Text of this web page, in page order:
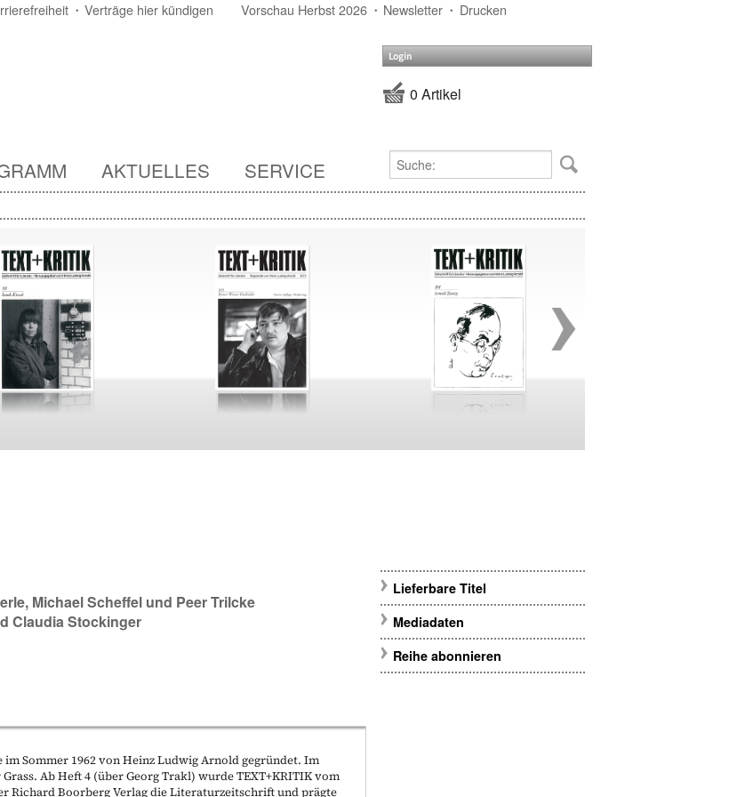
Verträge hier kündigen Vorschau Herbst 2026 Newsletter Drucken
Login
0 Artikel
AKTUELLES SERVICE
, Michael Scheffel und Peer Trilcke
Claudia Stockinger
Lieferbare Titel
Mediadaten
Reihe abonnieren
Sommer 1962 von Heinz Ludwig Arnold gegründet. Im
Ab Heft 4 (über Georg Trakl) wurde TEXT+KRITIK vom
Richard Boorberg Verlag die Literaturzeitschrift und prägte